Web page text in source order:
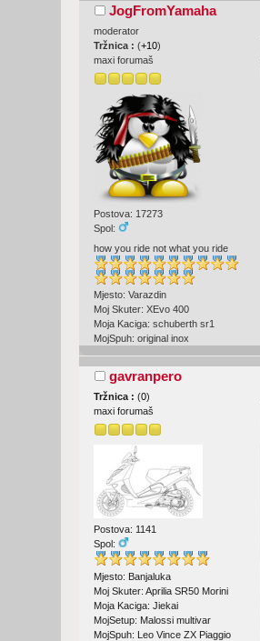
JogFromYamaha
moderator
Tržnica :(+10)
maxi forumaš
Postova: 17273
Spol:
how you ride not what you ride
Mjesto: Varazdin
Moj Skuter: XEvo 400
Moja Kaciga: schuberth sr1
MojSpuh: original inox
gavranpero
Tržnica :(0)
maxi forumaš
Postova: 1141
Spol:
Mjesto: Banjaluka
Moj Skuter: Aprilia SR50 Morini
Moja Kaciga: Jiekai
MojSetup: Malossi multivar
MojSpuh: Leo Vince ZX Piaggio